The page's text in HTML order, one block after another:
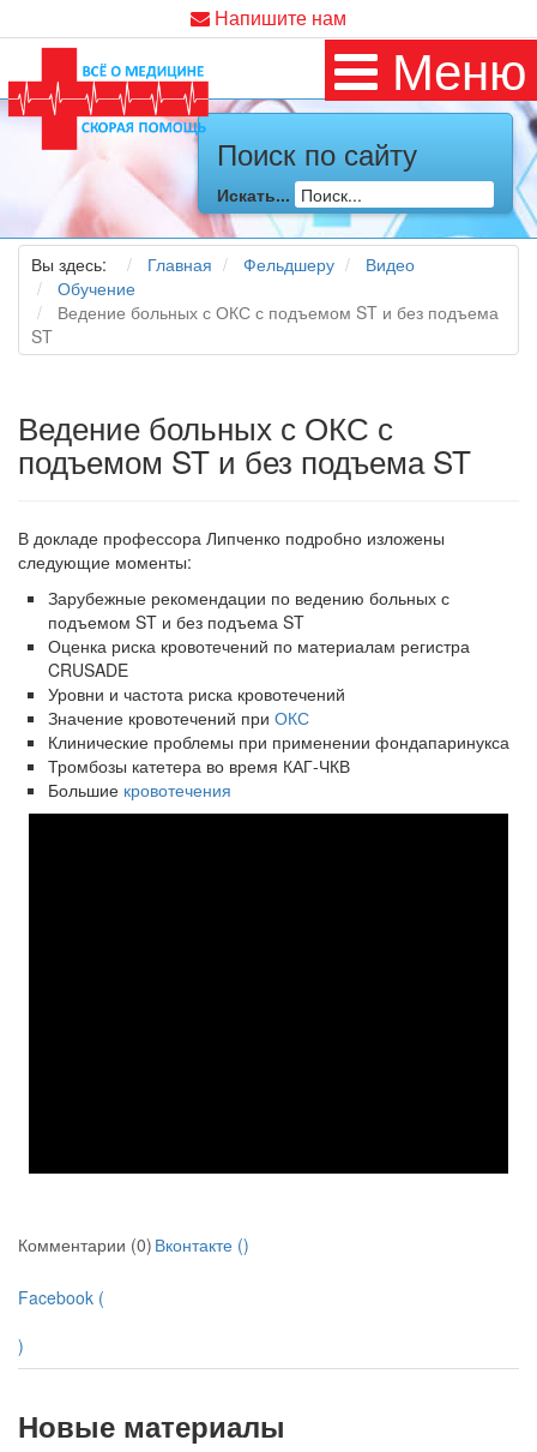
Напишите нам
Меню
Поиск по сайту
Искать...
Вы здесь: Главная Фельдшеру
Видео
Обучение
Ведение больных с ОКС с подъемом ST и без подъема
ST
Ведение больных с ОКС с
подъемом ST и без подъема ST
В докладе профессора Липченко подробно изложены
следующие моменты:
Зарубежные рекомендации по ведению больных с
подъемом ST и без подъема ST
Оценка риска кровотечений по материалам регистра
CRUSADE
Уровни и частота риска кровотечений
Значение кровотечений при ОКС
Клинические проблемы при применении фондапаринукса
Тромбозы катетера во время КАГ-ЧКВ
Большие кровотечения
Комментарии (0) Вконтакте ()
Facebook (
)
Новые материалы